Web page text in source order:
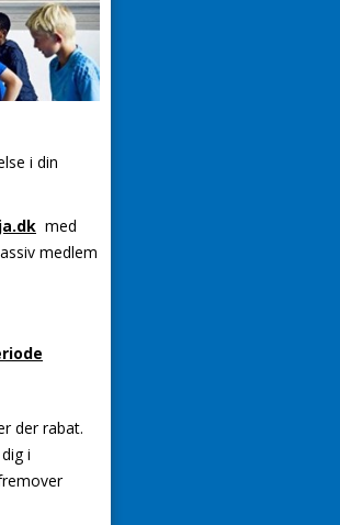
i din
med
medlem
der rabat.
i